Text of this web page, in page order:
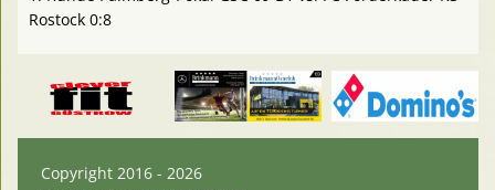
Rostock 0:8
Copyright 2016 - 2026